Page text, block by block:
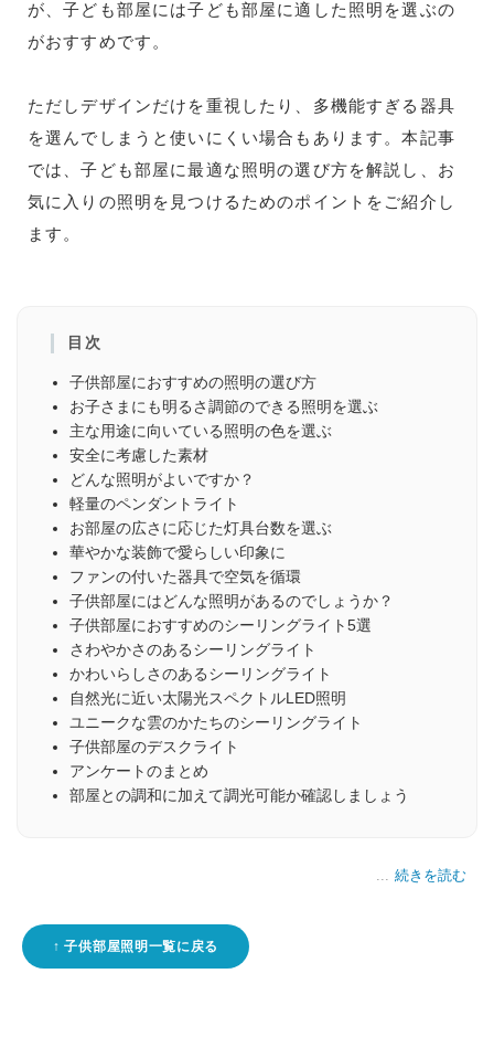
が、子ども部屋には子ども部屋に適した照明を選ぶの
がおすすめです。
ただしデザインだけを重視したり、多機能すぎる器具
を選んでしまうと使いにくい場合もあります。本記事
では、子ども部屋に最適な照明の選び方を解説し、お
気に入りの照明を見つけるためのポイントをご紹介し
ます。
子供部屋におすすめの照明の選び方
お子さまにも明るさ調節のできる照明を選ぶ
主な用途に向いている照明の色を選ぶ
安全に考慮した素材
どんな照明がよいですか？
軽量のペンダントライト
お部屋の広さに応じた灯具台数を選ぶ
華やかな装飾で愛らしい印象に
ファンの付いた器具で空気を循環
子供部屋にはどんな照明があるのでしょうか？
子供部屋におすすめのシーリングライト5選
さわやかさのあるシーリングライト
かわいらしさのあるシーリングライト
自然光に近い太陽光スペクトルLED照明
ユニークな雲のかたちのシーリングライト
子供部屋のデスクライト
アンケートのまとめ
部屋との調和に加えて調光可能か確認しましょう
続きを読む
子供部屋照明一覧に戻る